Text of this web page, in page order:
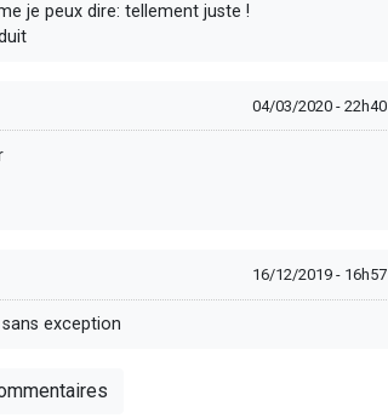
je peux dire: tellement juste !
04/03/2020 - 22h40
16/12/2019 - 16h57
exception